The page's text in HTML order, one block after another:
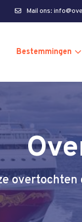
Mail ons:
Bestemmingen
overtochten